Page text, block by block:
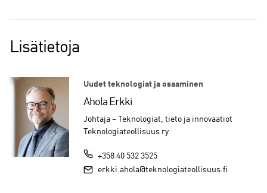
Lisätietoja
Uudet teknologiat ja osaaminen
Ahola Erkki
Johtaja – Teknologiat, tieto ja innovaatiot
Teknologiateollisuus ry
+358 40 532 3525
erkki.ahola@teknologiateollisuus.fi